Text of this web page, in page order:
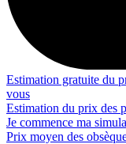
Estimation gratuite du
vous
Estimation du prix des
Je commence ma
Prix moyen des